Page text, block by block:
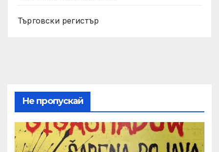
Търговски регистър
Не пропускай